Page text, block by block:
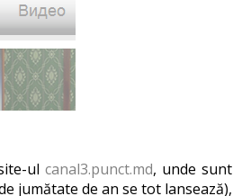
ulcanal3.punct.md, unde sunt
jumătate de an se tot lansează),